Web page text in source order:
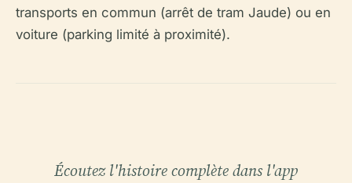
transports en commun (arrêt de tram Jaude) ou en
voiture (parking limité à proximité).
Écoutez l'histoire complète dans l'app